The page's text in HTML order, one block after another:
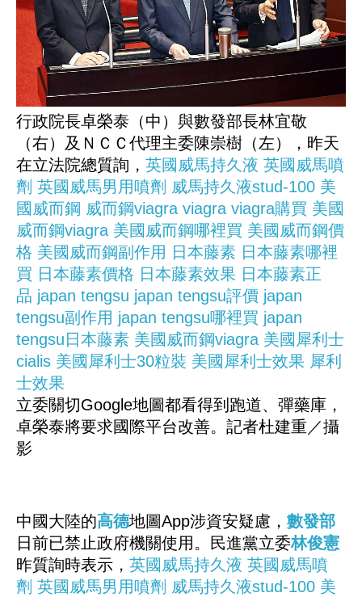
行政院長卓榮泰（中）與數發部長林宜敬
（右）及ＮＣＣ代理主委陳崇樹（左），昨天
在立法院總質詢， 英國威馬持久液 英國威馬噴
劑 英國威馬男用噴劑 威馬持久液stud-100 美
國威而鋼 威而鋼viagra viagra viagra購買 美國
威而鋼viagra 美國威而鋼哪裡買 美國威而鋼價
格 美國威而鋼副作用 日本藤素 日本藤素哪裡
買 日本藤素價格 日本藤素效果 日本藤素正
品 japan tengsu japan tengsu評價 japan
tengsu副作用 japan tengsu哪裡買 japan
tengsu日本藤素 美國威而鋼viagra 美國犀利士
cialis 美國犀利士30粒裝 美國犀利士效果 犀利
士效果
立委關切Google地圖都看得到跑道、彈藥庫，
卓榮泰將要求國際平台改善。記者杜建重／攝
影
中國大陸的高德地圖App涉資安疑慮， 數發部
日前已禁止政府機關使用。民進黨立委林俊憲
昨質詢時表示， 英國威馬持久液 英國威馬噴
劑 英國威馬男用噴劑 威馬持久液stud-100 美